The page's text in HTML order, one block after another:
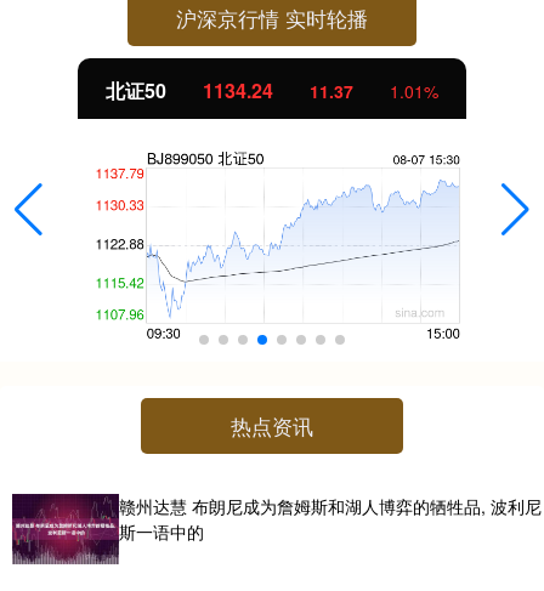
沪深京行情 实时轮播
北证50 1134.24 11.37 1.01%
热点资讯
赣州达慧 布朗尼成为詹姆斯和湖人博弈的牺牲品, 波利尼
斯一语中的